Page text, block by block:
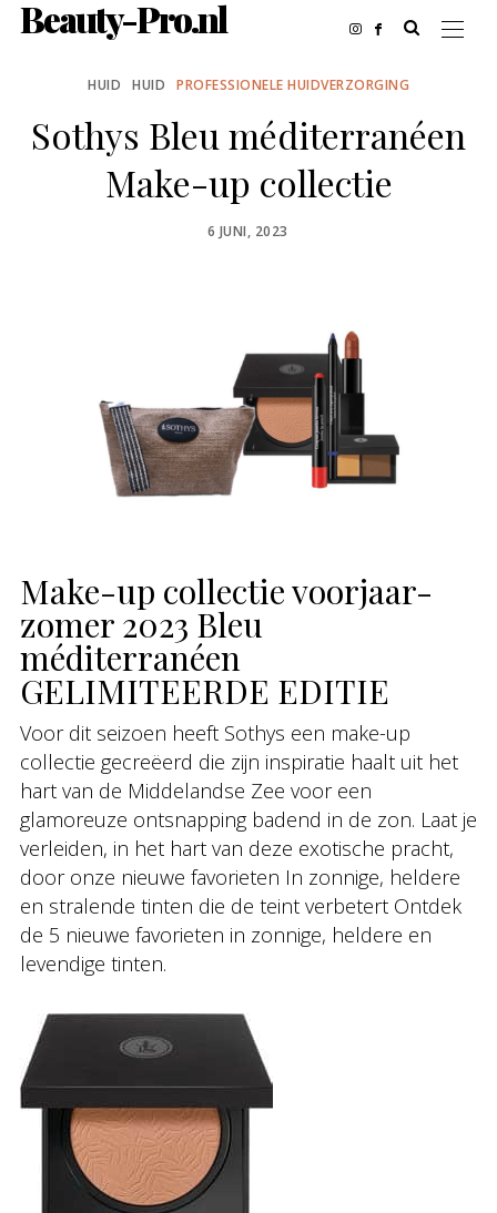
Beauty-Pro.nl
HUID HUID PROFESSIONELE HUIDVERZORGING
Sothys Bleu méditerranéen
Make-up collectie
POSTED
6 JUNI, 2023
Make-up collectie voorjaar-
zomer 2023 Bleu
méditerranéen
GELIMITEERDE EDITIE
Voor dit seizoen heeft Sothys een make-up
collectie gecreëerd die zijn inspiratie haalt uit het
hart van de Middelandse Zee voor een
glamoreuze ontsnapping badend in de zon. Laat je
verleiden, in het hart van deze exotische pracht,
door onze nieuwe favorieten In zonnige, heldere
en stralende tinten die de teint verbetert Ontdek
de 5 nieuwe favorieten in zonnige, heldere en
levendige tinten.